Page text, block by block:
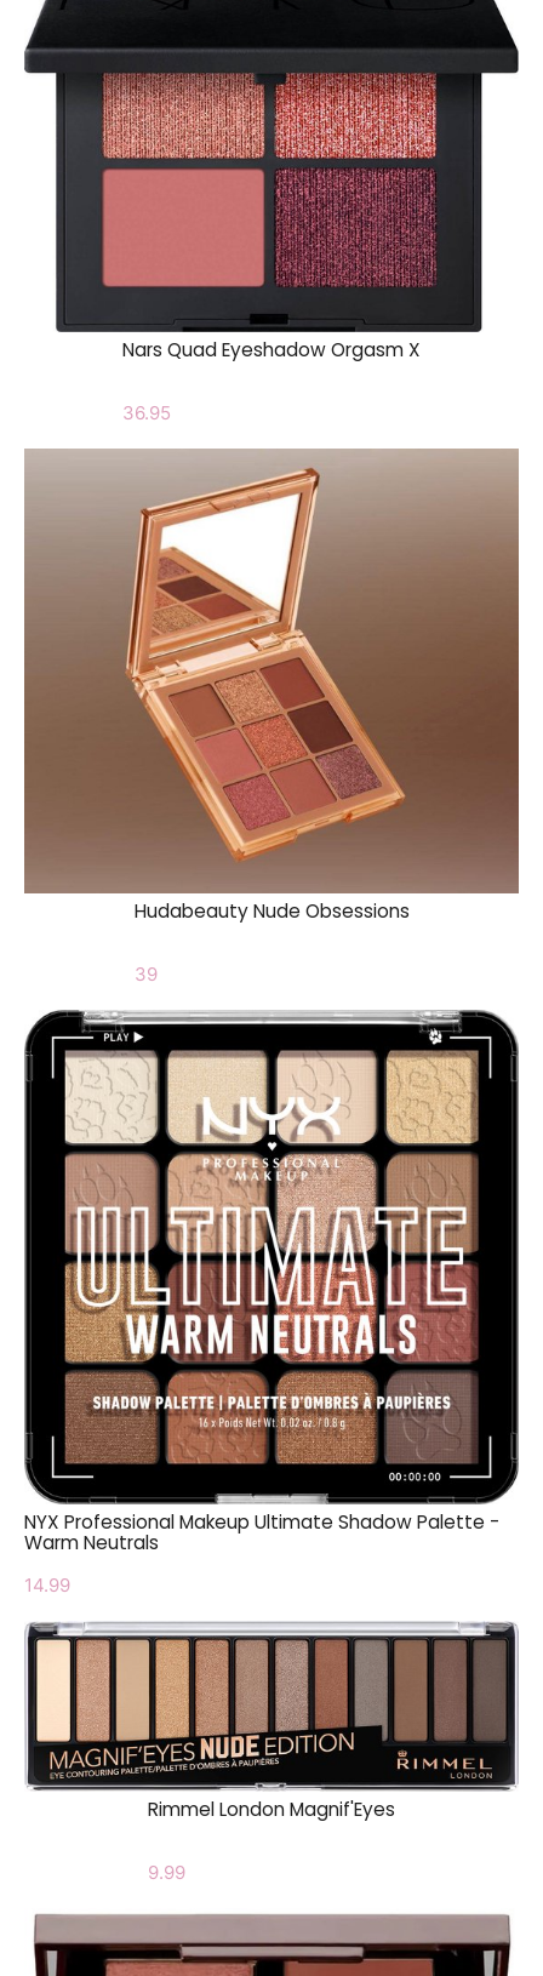
Nars Quad Eyeshadow Orgasm X
36.95
Hudabeauty Nude Obsessions
39
NYX Professional Makeup Ultimate Shadow Palette -
Warm Neutrals
14.99
Rimmel London Magnif'Eyes
9.99